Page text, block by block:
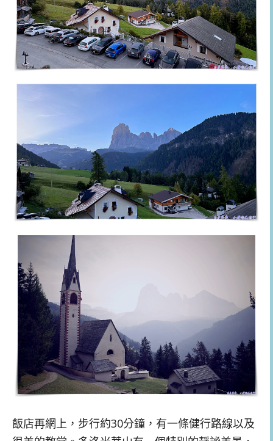
飯店再網上，步行約30分鐘，有一條健行路線以及